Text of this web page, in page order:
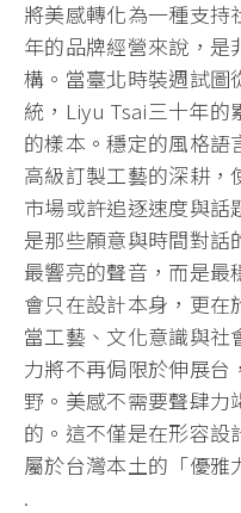
將美感轉化為一種支持
年的品牌經營來說，是
構。當臺北時裝週試圖
統，Liyu Tsai三十年的
的樣本。穩定的風格語
高級訂製工藝的深耕，
市場或許追逐速度與話
是那些願意與時間對話
最響亮的聲音，而是最
會只在設計本身，更在
當工藝、文化意識與社
力將不再侷限於伸展
野。美感不需要聲肆力
的。這不僅是在形容設
屬於台灣本土的「優雅
.